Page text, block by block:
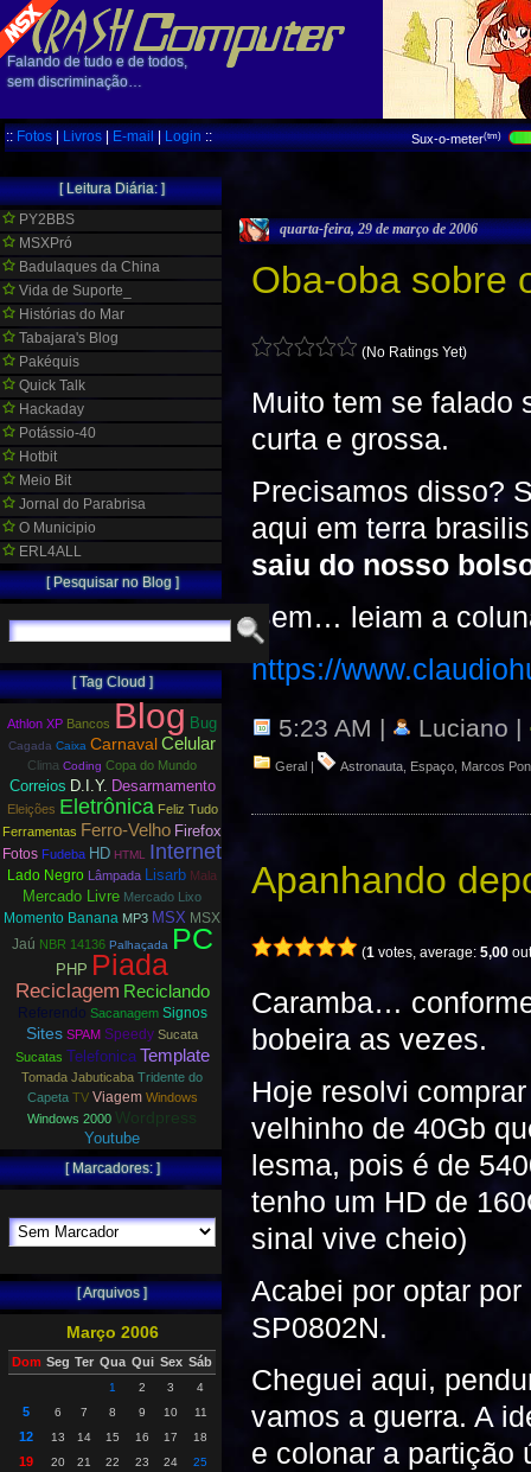
Falando de tudo e de todos,
sem discriminação…
::Fotos|Livros|E-mail|Login:: Sux-o-meter(tm)
quarta-feira, 29 de março de 2006
Oba-oba sobre
(No Ratings Yet)
Muito tem se falado
curta e grossa.
Precisamos disso?
aqui em terra
saiu do nosso
Bem… leiam a
https://
5:23 AM | Luciano |
Geral | Astronauta Espaço Marcos
Apanhando
(1 votes, average:5,00
Caramba…
bobeira as vezes.
Hoje resolvi
velhinho de 40Gb
lesma, pois é de
tenho um HD de
sinal vive cheio)
Acabei por optar
SP0802N.
Cheguei aqui,
vamos a guerra. A
e colonar a partição
[ Leitura Diária: ]
PY2BBS
MSXPró
Badulaques da China
Vida de Suporte_
Histórias do Mar
Tabajara's Blog
Pakéquis
Quick Talk
Hackaday
Potássio-40
Hotbit
Meio Bit
Jornal do Parabrisa
O Municipio
ERL4ALL
[ Pesquisar no Blog ]
[ Tag Cloud ]
Athlon XP Bancos Blog Bug
Cagada Caixa CarnavalCelular
Clima Coding Copa do Mundo
Correios D.I.Y. Desarmamento
Eleições Eletrônica Feliz Tudo
Ferramentas Ferro-Velho Firefox
Fotos Fudeba HD HTML Internet
Lado Negro Lâmpada Lisarb Mala
Mercado Livre Mercado Lixo
Momento Banana MP3 MSX MSX
Jaú NBR 14136 Palhaçada PC
PHP Piada
Reciclagem Reciclando
Referendo Sacanagem Signos
Sites SPAM Speedy Sucata
Sucatas Telefonica Template
Tomada Jabuticaba Tridente do
Capeta TV Viagem Windows
Windows 2000 Wordpress
Youtube
[ Marcadores: ]
[ Arquivos ]
Março 2006
Dom Seg Ter Qua Qui Sex Sáb
1 2 3 4
5 6 7 8 9 10 11
12 13 14 15 16 17 18
19 20 21 22 23 24 25